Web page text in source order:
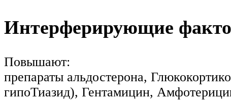
Интерферирующие
Повышают:
препараты альдостерона,
гипоТиазид), Гентамицин,